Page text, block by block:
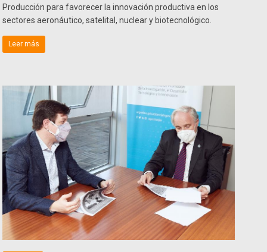
Producción para favorecer la innovación productiva en los
sectores aeronáutico, satelital, nuclear y biotecnológico.
Leer más